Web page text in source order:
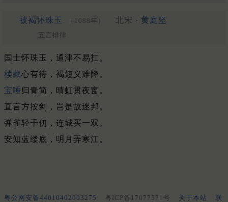
被褐怀珠玉 （1088年） 北宋 · 黄庭坚
五言排律
国士怀珠玉，通津不易扛。
椟藏心有待，褐短义难降。
宝唾 归青简，晴虹贯夜窗。
直言方按剑，岂是故迷邦。
弹雀轻千仞，连城买一双。
安知蓝缕底，明月弄寒江。
粤公网安备44010402003275 粤ICP备17077571号 关于本站
联